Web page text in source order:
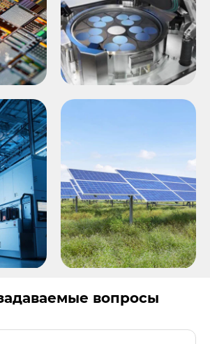
вопросы